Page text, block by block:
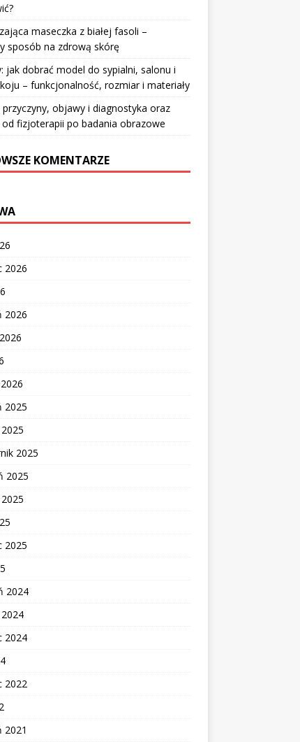
maseczka z białej fasoli –
sposób na zdrową skórę
jak dobrać model do sypialni, salonu i
– funkcjonalność, rozmiar i materiały
przyczyny, objawy i diagnostyka oraz
od fizjoterapii po badania obrazowe
KOMENTARZE
2026
2026
2025
2025
2025
2025
2024
2024
2022
2021